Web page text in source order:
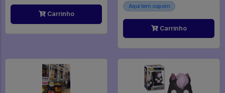
Carrinho
Aqui tem cupom
Carrinho